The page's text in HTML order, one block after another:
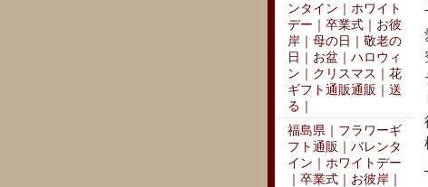
ンタイン｜ホワイト
デー｜卒業式｜お彼
岸｜母の日｜敬老の
日｜お盆｜ハロウィ
ン｜クリスマス｜花
ギフト通販通販｜送
る｜
福島県｜フラワーギ
フト通販｜バレンタ
イン｜ホワイトデー
｜卒業式｜お彼岸｜